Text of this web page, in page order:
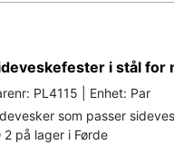
i stål for
PL4115 | Enhet: Par
som passer
2 på lager i Førde